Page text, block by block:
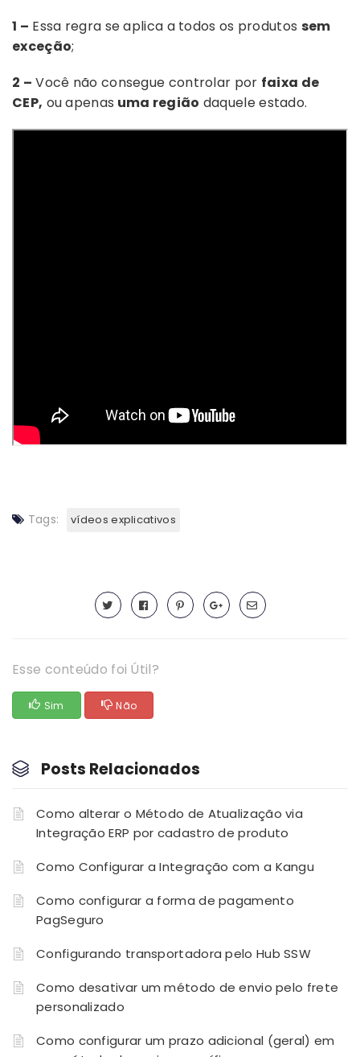
1 – Essa regra se aplica a todos os produtos sem
exceção;
2 – Você não consegue controlar por faixa de
CEP, ou apenas uma região daquele estado.
Tags: vídeos explicativos
Esse conteúdo foi Útil?
Sim Não
Posts Relacionados
Como alterar o Método de Atualização via
Integração ERP por cadastro de produto
Como Configurar a Integração com a Kangu
Como configurar a forma de pagamento
PagSeguro
Configurando transportadora pelo Hub SSW
Como desativar um método de envio pelo frete
personalizado
Como configurar um prazo adicional (geral) em